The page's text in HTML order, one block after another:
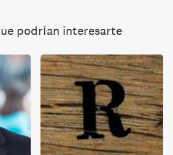
podrían interesarte